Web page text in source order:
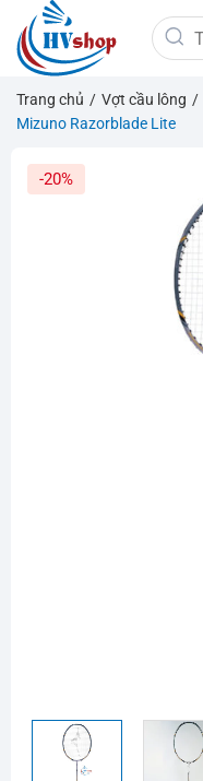
qua
nội
dung
Tìm
kiếm:
Trang chủ / Vợt cầu lông /
Mizuno Razorblade Lite
-20%